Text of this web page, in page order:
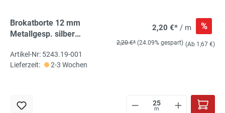
Brokatborte 12 mm
Metallgesp. silber
Schlitten
2,20 €* / m %
2,20 €* (24.09% gespart) (Ab 1,67 €)
Artikel-Nr: 5243.19-001
Lieferzeit:
2-3 Wochen
m